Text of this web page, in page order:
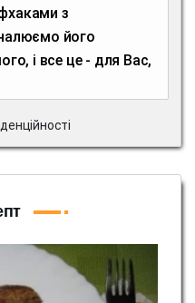
з
його
і все це - для Вас,